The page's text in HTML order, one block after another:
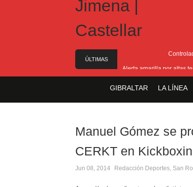
ÚLTIMAS
Alerta amarilla por altas
GIBRALTAR LA LÍNEA
Manuel Gómez se
CERKT en
Jun 08, 2014 Redacción Deportes San